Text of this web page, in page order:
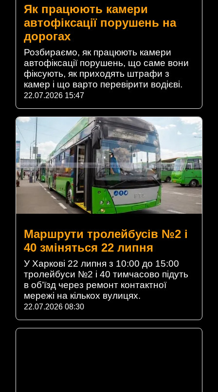
Як працюють камери
автофіксації порушень на
дорогах
Розбираємо, як працюють камери
автофіксації порушень, що саме вони
фіксують, як приходять штрафи з
камер і що варто перевірити водієві.
22.07.2026 15:47
Маршрути тролейбусів №2 і
40 зміняться 22 липня
У Харкові 22 липня з 10:00 до 15:00
тролейбуси №2 і 40 тимчасово підуть
в об’їзд через ремонт контактної
мережі на кількох вулицях.
22.07.2026 08:30